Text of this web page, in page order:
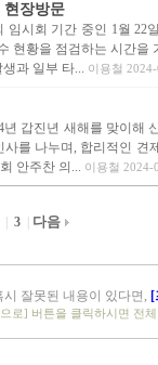
현장방문
시회 기간 중인 1월 22
현황을 점검하는 시간
과 일부 타... 이용철
갑진년 새해를 맞이해
를 나누며, 합리적인 견
안주찬 의... 이용철 2024-
3 다음
잘못된 내용이 있다면,
로] 버튼을 클릭하시면 전